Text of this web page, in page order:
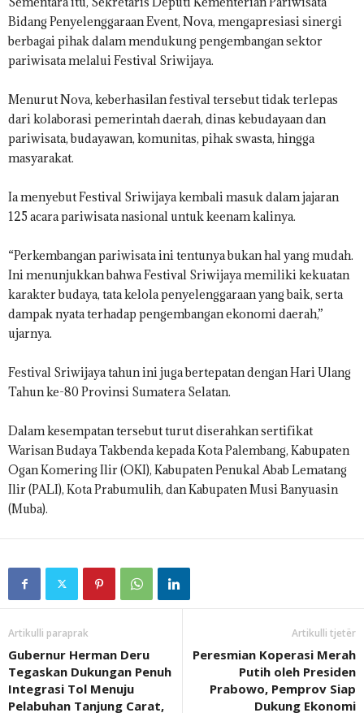
Bidang Penyelenggaraan Event, Nova, mengapresiasi sinergi
berbagai pihak dalam mendukung pengembangan sektor
pariwisata melalui Festival Sriwijaya.
Menurut Nova, keberhasilan festival tersebut tidak terlepas
dari kolaborasi pemerintah daerah, dinas kebudayaan dan
pariwisata, budayawan, komunitas, pihak swasta, hingga
masyarakat.
Ia menyebut Festival Sriwijaya kembali masuk dalam jajaran
125 acara pariwisata nasional untuk keenam kalinya.
“Perkembangan pariwisata ini tentunya bukan hal yang mudah.
Ini menunjukkan bahwa Festival Sriwijaya memiliki kekuatan
karakter budaya, tata kelola penyelenggaraan yang baik, serta
dampak nyata terhadap pengembangan ekonomi daerah,”
ujarnya.
Festival Sriwijaya tahun ini juga bertepatan dengan Hari Ulang
Tahun ke-80 Provinsi Sumatera Selatan.
Dalam kesempatan tersebut turut diserahkan sertifikat
Warisan Budaya Takbenda kepada Kota Palembang, Kabupaten
Ogan Komering Ilir (OKI), Kabupaten Penukal Abab Lematang
Ilir (PALI), Kota Prabumulih, dan Kabupaten Musi Banyuasin
(Muba).
Artikulli paraprak
Gubernur Herman Deru
Tegaskan Dukungan Penuh
Integrasi Tol Menuju
Pelabuhan Tanjung Carat,
Artikulli tjetër
Peresmian Koperasi Merah
Putih oleh Presiden
Prabowo, Pemprov Siap
Dukung Ekonomi